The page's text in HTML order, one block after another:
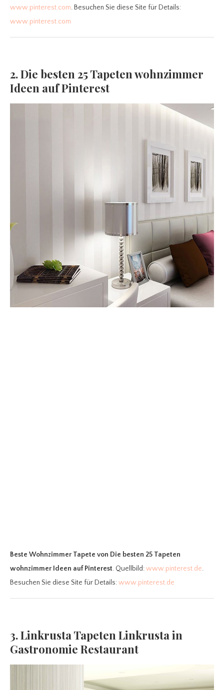
www.pinterest.com. Besuchen Sie diese Site für Details:
www.pinterest.com
2. Die besten 25 Tapeten wohnzimmer
Ideen auf Pinterest
Beste Wohnzimmer Tapete von Die besten 25 Tapeten
wohnzimmer Ideen auf Pinterest. Quellbild:www.pinterest.de.
Besuchen Sie diese Site für Details:www.pinterest.de
3. Linkrusta Tapeten Linkrusta in
Gastronomie Restaurant